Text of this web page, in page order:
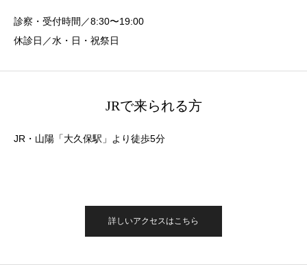
診察・受付時間／8:30〜19:00
休診日／水・日・祝祭日
JRで来られる方
JR・山陽「大久保駅」より徒歩5分
詳しいアクセスはこちら